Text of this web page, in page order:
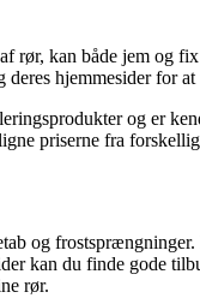
rør, kan både jem og
hjemmesider for
og er
priserne fra
og
kan du finde gode
rør.